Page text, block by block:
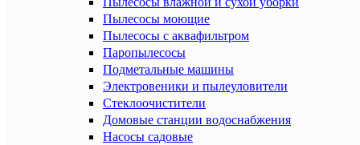
Пылесосы моющие
Пылесосы с аквафильтром
Паропылесосы
Подметальные машины
Электровеники и пылеуловители
Стеклоочистители
Домовые станции водоснабжения
Насосы садовые